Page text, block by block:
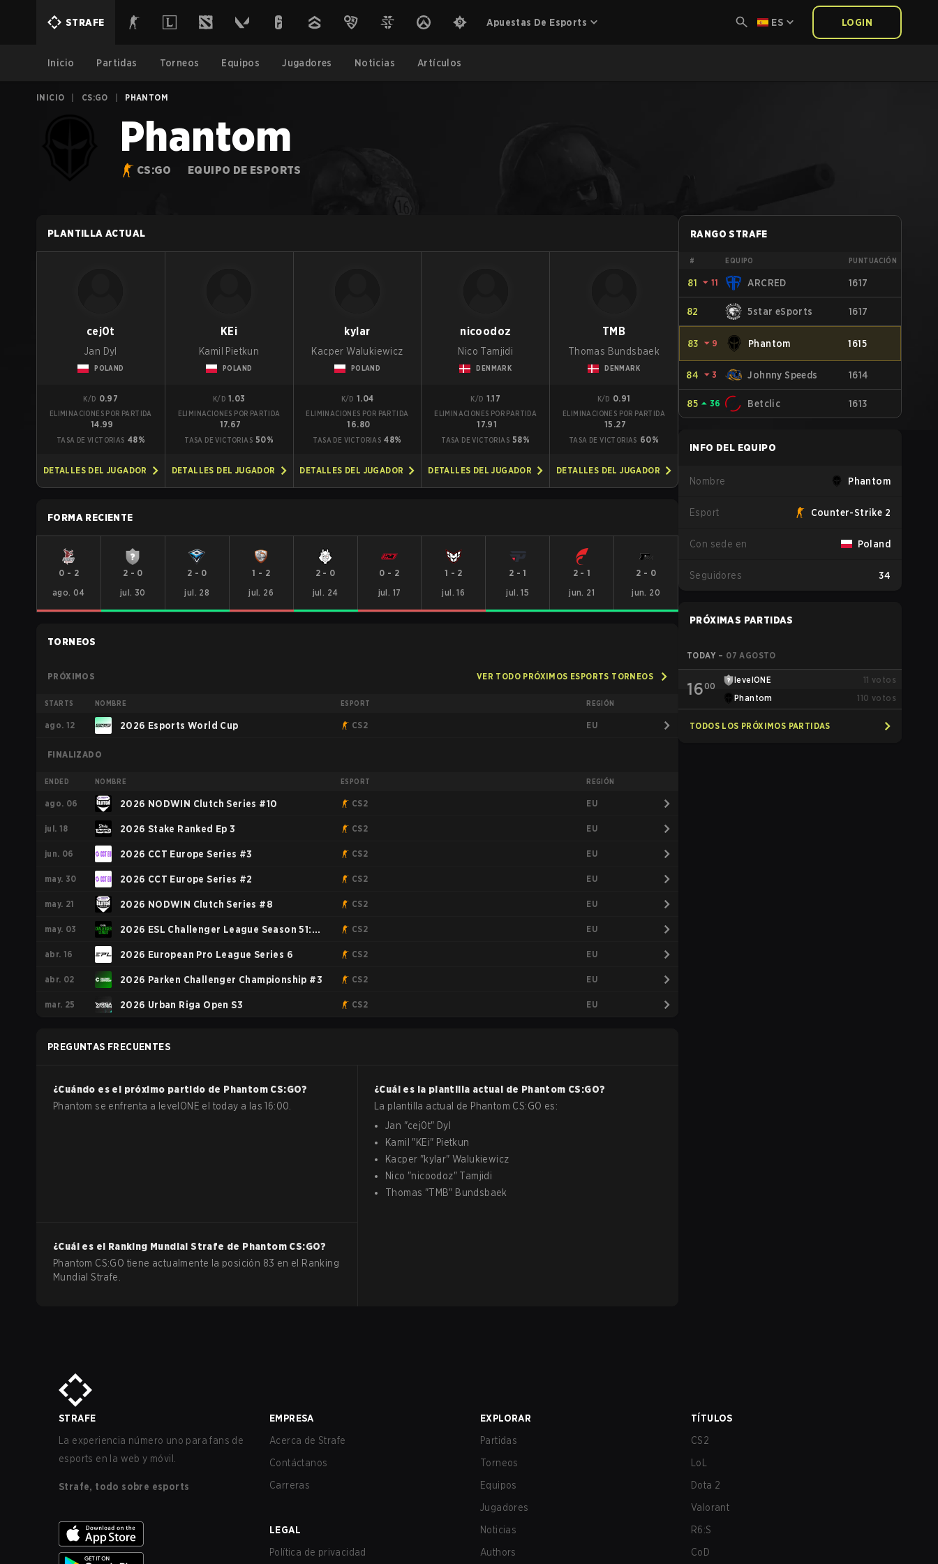
STRAFE Apuestas De Esports ES LOGIN
Inicio Partidas Torneos Equipos Jugadores Noticias Artículos
INICIO CS:GO PHANTOM
Phantom
CS:GO EQUIPO DE ESPORTS
PLANTILLA ACTUAL
cej0t
Jan Dyl
POLAND
K/D 0.97
ELIMINACIONES POR PARTIDA
14.99
TASA DE VICTORIAS 48%
DETALLES DEL JUGADOR
KEi
Kamil Pietkun
POLAND
K/D 1.03
ELIMINACIONES POR PARTIDA
17.67
TASA DE VICTORIAS 50%
DETALLES DEL JUGADOR
kylar
Kacper Walukiewicz
POLAND
K/D 1.04
ELIMINACIONES POR PARTIDA
16.80
TASA DE VICTORIAS 48%
DETALLES DEL JUGADOR
nicoodoz
Nico Tamjidi
DENMARK
K/D 1.17
ELIMINACIONES POR PARTIDA
17.91
TASA DE VICTORIAS 58%
DETALLES DEL JUGADOR
TMB
Thomas Bundsbaek
DENMARK
K/D 0.91
ELIMINACIONES POR PARTIDA
15.27
TASA DE VICTORIAS 60%
DETALLES DEL JUGADOR
FORMA RECIENTE
0 - 2
ago. 04
2 - 0
jul. 30
2 - 0
jul. 28
1 - 2
jul. 26
2- 0
jul. 24
0 - 2
jul. 17
1 - 2
jul. 16
2 -1
jul. 15
2 -1
jun. 21
2 - 0
jun. 20
TORNEOS
PRÓXIMOS VER TODO PRÓXIMOS ESPORTS TORNEOS
STARTS NOMBRE ESPORT REGIÓN
ago. 12 2026 Esports World Cup CS2 EU
FINALIZADO
ENDED NOMBRE ESPORT REGIÓN
ago. 06 2026 NODWIN Clutch Series #10 CS2 EU
jul. 18 2026 Stake Ranked Ep 3 CS2 EU
jun. 06 2026 CCT Europe Series #3 CS2 EU
may. 30 2026 CCT Europe Series #2 CS2 EU
may. 21 2026 NODWIN Clutch Series #8 CS2 EU
may. 03 2026 ESL Challenger League Season 51:
Europe - Cup #4
CS2 EU
abr. 16 2026 European Pro League Series 6 CS2 EU
abr. 02 2026 Parken Challenger Championship #3 CS2 EU
mar. 25 2026 Urban Riga Open S3 CS2 EU
PREGUNTAS FRECUENTES
¿Cuándo es el próximo partido de Phantom CS:GO?
Phantom se enfrenta a levelONE el today a las 16:00.
¿Cuál es la plantilla actual de Phantom CS:GO?
La plantilla actual de Phantom CS:GO es:
Jan "cej0t" Dyl
Kamil "KEi" Pietkun
Kacper "kylar"Walukiewicz
Nico "nicoodoz" Tamjidi
Thomas "TMB" Bundsbaek
¿Cuál es el Ranking Mundial Strafe de Phantom CS:GO?
Phantom CS:GO tiene actualmente la posición 83 en el Ranking
Mundial Strafe.
RANGO STRAFE
# EQUIPO PUNTUACIÓN
81 ⏷ 11 ARCRED 1617
82 5star eSports 1617
83 ⏷ 9 Phantom 1615
84 ⏷ 3 Johnny Speeds 1614
85 ⏶ 36 Betclic 1613
INFO DEL EQUIPO
Nombre Phantom
Esport Counter-Strike 2
Con sede en Poland
Seguidores 34
PRÓXIMAS PARTIDAS
TODAY – 07 AGOSTO
1600
levelONE 11 votos
Phantom
110 votos
TODOS LOS PRÓXIMOS PARTIDAS
STRAFE
La experiencia número uno para fans de
esports en la web y móvil.
Strafe, todo sobre esports
EMPRESA
Acerca de Strafe
Contáctanos
Carreras
LEGAL
Política de privacidad
EXPLORAR
Partidas
Torneos
Equipos
Jugadores
Noticias
Authors
TÍTULOS
CS2
LoL
Dota 2
Valorant
R6:S
CoD